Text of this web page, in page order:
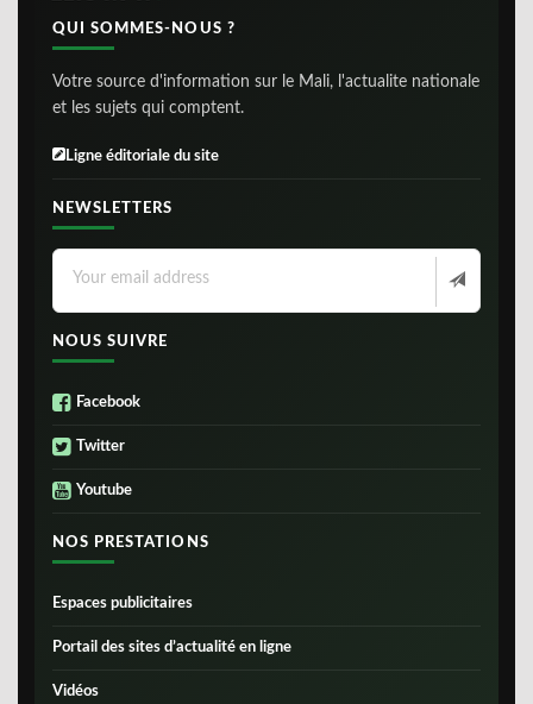
QUI SOMMES-NOUS ?
Votre source d'information sur le Mali, l'actualite nationale
et les sujets qui comptent.
Ligne éditoriale du site
NEWSLETTERS
NOUS SUIVRE
Facebook
Twitter
Youtube
NOS PRESTATIONS
Espaces publicitaires
Portail des sites d’actualité en ligne
Vidéos